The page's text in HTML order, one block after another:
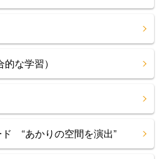
な学習）
“あかりの空間を演出”